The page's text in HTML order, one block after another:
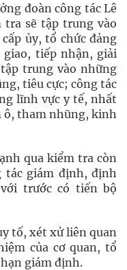
đoàn công tác Lê
sẽ tập trung vào
ủy, tổ chức đảng
tiếp nhận, giải
trung vào những
tiêu cực; công tác
lĩnh vực y tế, nhất
ô, tham nhũng, kinh
qua kiểm tra còn
tác giám định, định
trước có tiến bộ
tố, xét xử liên quan
của cơ quan, tổ
giám định.